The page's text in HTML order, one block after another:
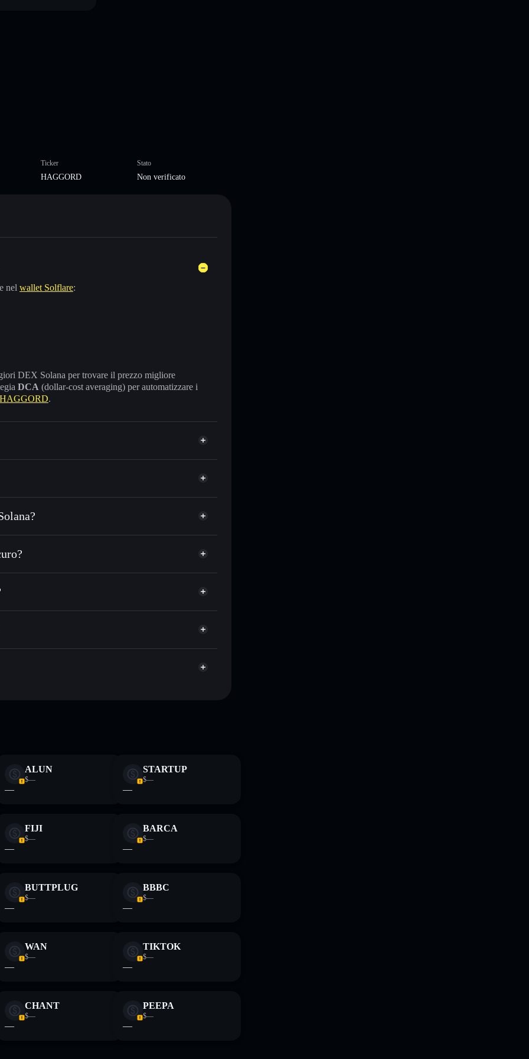
Ticker
HAGGORD
Stato
Non verificato
nel wallet Solflare:
DEX Solana per trovare il prezzo migliore
DCA (dollar-cost averaging) per automatizzare i
HAGGORD.
USDC o in migliaia di altri token Solana al prezzo
nel tempo
pubblicamente i wallet usando l’Aggregatore
wallet non-custodial Solflare
Aggregatore di
ALUN
$—
—
STARTUP
$—
—
FIJI
$—
—
BARCA
$—
—
BUTTPLUG
$—
—
BBBC
$—
—
WAN
$—
—
TIKTOK
$—
—
CHANT
$—
—
PEEPA
$—
—